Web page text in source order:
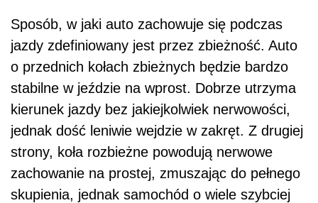
Sposób, w jaki auto zachowuje się podczas
jazdy zdefiniowany jest przez zbieżność. Auto
o przednich kołach zbieżnych będzie bardzo
stabilne w jeździe na wprost. Dobrze utrzyma
kierunek jazdy bez jakiejkolwiek nerwowości,
jednak dość leniwie wejdzie w zakręt. Z drugiej
strony, koła rozbieżne powodują nerwowe
zachowanie na prostej, zmuszając do pełnego
skupienia, jednak samochód o wiele szybciej